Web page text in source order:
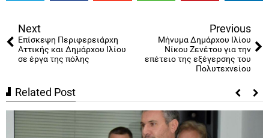
Next
Επίσκεψη Περιφερειάρχη
Αττικής και Δημάρχου Ιλίου
σε έργα της πόλης
Previous
Μήνυμα Δημάρχου Ιλίου
Νίκου Ζενέτου για την
επέτειο της εξέγερσης του
Πολυτεχνείου
Related Post